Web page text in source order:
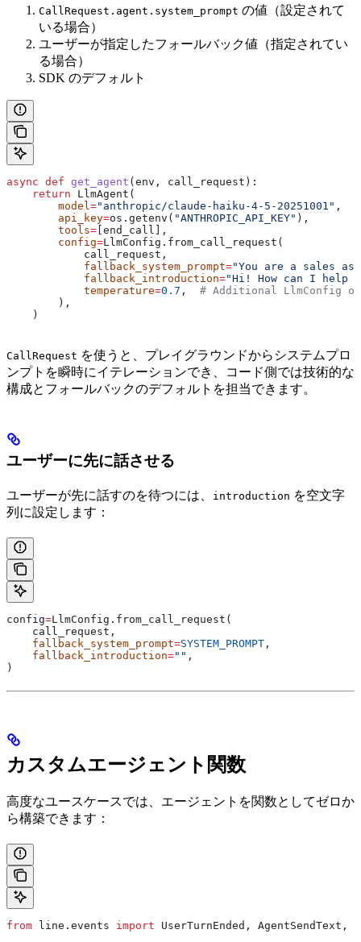
CallRequest.agent.system_prompt の値（設定されて
いる場合）
ユーザーが指定したフォールバック値（指定されてい
る場合）
SDK のデフォルト
async def get_agent ( env , call_request ):
    return
LlmAgent(
        model
="anthropic/claude-haiku-4-5-20251001" ,
        api_key
=os.getenv( "ANTHROPIC_API_KEY" ),
        tools
= [end_call],
        config
=LlmConfig.from_call_request(
            call_request,
            fallback_system_prompt
="You are a sales
            fallback_introduction
="Hi! How can I help
            temperature
=0.7 , # Additional LlmConfig
        ),
    )
CallRequest を使うと、プレイグラウンドからシステムプロ
ンプトを瞬時にイテレーションでき、コード側では技術的な
構成とフォールバックのデフォルトを担当できます。
ユーザーに先に話させる
ユーザーが先に話すのを待つには、 introduction を空文字
列に設定します：
config=LlmConfig.from_call_request(
    call_request,
    fallback_system_prompt
=SYSTEM_PROMPT ,
    fallback_introduction
="" ,
)
カスタムエージェント関数
高度なユースケースでは、エージェントを関数としてゼロか
ら構築できます：
from line.events import UserTurnEnded, AgentSendText,